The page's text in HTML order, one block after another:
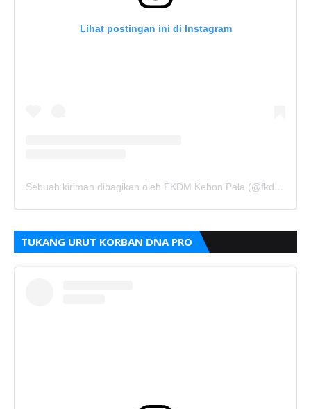
Lihat postingan ini di Instagram
Sebuah kiriman dibagikan oleh FKDM Kebon Pala (@fkdm_kebonpala)
TUKANG URUT KORBAN DNA PRO